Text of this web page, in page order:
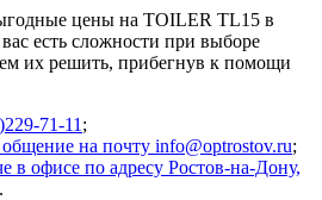
цены на TOILER TL15 в
есть сложности при выборе
их решить, прибегнув к помощи
71-11 ;
общение на почту info@optrostov.ru;
в офисе по адресу Ростов-на-Дону,
.